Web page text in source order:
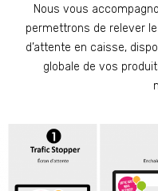
Nous vous
permettrons de relever
d’attente en caisse,
globale de vos